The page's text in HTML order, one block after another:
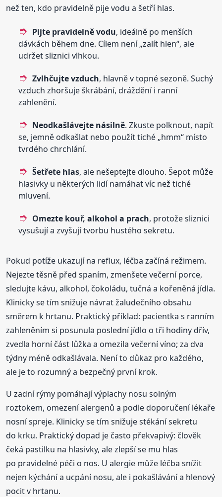
než ten, kdo pravidelně pije vodu a šetří hlas.
Pijte pravidelně vodu, ideálně po menších
dávkách během dne. Cílem není „zalít hlen“, ale
udržet sliznici vlhkou.
Zvlhčujte vzduch, hlavně v topné sezoně. Suchý
vzduch zhoršuje škrábání, dráždění i ranní
zahlenění.
Neodkašlávejte násilně. Zkuste polknout, napít
se, jemně odkašlat nebo použít tiché „hmm“ místo
tvrdého chrchlání.
Šetřete hlas, ale nešeptejte dlouho. Šepot může
hlasivky u některých lidí namáhat víc než tiché
mluvení.
Omezte kouř, alkohol a prach, protože sliznici
vysušují a zvyšují tvorbu hustého sekretu.
Pokud potíže ukazují na reflux, léčba začíná režimem.
Nejezte těsně před spaním, zmenšete večerní porce,
sledujte kávu, alkohol, čokoládu, tučná a kořeněná jídla.
Klinicky se tím snižuje návrat žaludečního obsahu
směrem k hrtanu. Praktický příklad: pacientka s ranním
zahleněním si posunula poslední jídlo o tři hodiny dřív,
zvedla horní část lůžka a omezila večerní víno; za dva
týdny méně odkašlávala. Není to důkaz pro každého,
ale je to rozumný a bezpečný první krok.
U zadní rýmy pomáhají výplachy nosu solným
roztokem, omezení alergenů a podle doporučení lékaře
nosní spreje. Klinicky se tím snižuje stékání sekretu
do krku. Praktický dopad je často překvapivý: člověk
čeká pastilku na hlasivky, ale zlepší se mu hlas
po pravidelné péči o nos. U alergie může léčba snížit
nejen kýchání a ucpání nosu, ale i pokašlávání a hlenový
pocit v hrtanu.